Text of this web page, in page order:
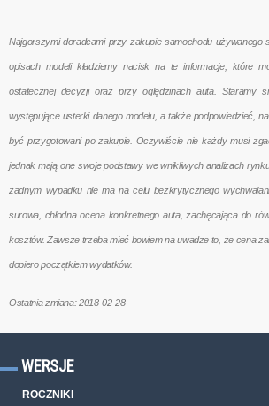
Najgorszymi doradcami przy zakupie samochodu używanego
opisach modeli kładziemy nacisk na te informacje, które
ostatecznej decyzji oraz przy oględzinach auta. Staramy
występujące usterki danego modelu, a także podpowiedzieć,
być przygotowani po zakupie. Oczywiście nie każdy musi
jednak mają one swoje podstawy we wnikliwych analizach
żadnym wypadku nie ma na celu bezkrytycznego
surowa, chłodna ocena konkretnego auta, zachęcająca do
kosztów. Zawsze trzeba mieć bowiem na uwadze to, że cena
dopiero początkiem wydatków.
Ostatnia zmiana: 2018-02-28
WERSJE
ROCZNIKI